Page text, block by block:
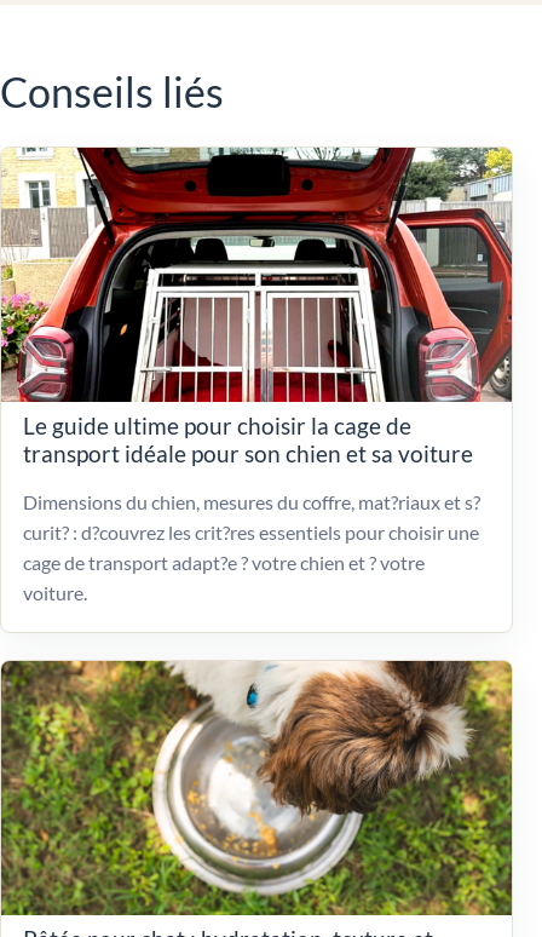
Conseils liés
Le guide ultime pour choisir la cage de
transport idéale pour son chien et sa voiture
Dimensions du chien, mesures du coffre, mat?riaux et s?
curit? : d?couvrez les crit?res essentiels pour choisir une
cage de transport adapt?e ? votre chien et ? votre
voiture.